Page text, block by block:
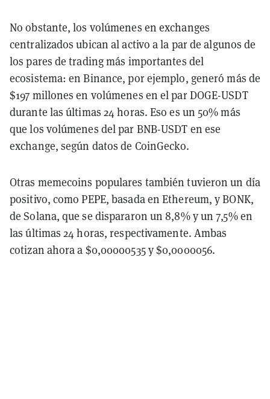
No obstante, los volúmenes en exchanges
centralizados ubican al activo a la par de algunos de
los pares de trading más importantes del
ecosistema: en Binance, por ejemplo, generó más de
$197 millones en volúmenes en el par DOGE-USDT
durante las últimas 24 horas. Eso es un 50% más
que los volúmenes del par BNB-USDT en ese
exchange, según datos de CoinGecko.
Otras memecoins populares también tuvieron un día
positivo, como PEPE, basada en Ethereum, y BONK,
de Solana, que se dispararon un 8,8% y un 7,5% en
las últimas 24 horas, respectivamente. Ambas
cotizan ahora a $0,00000535 y $0,0000056.